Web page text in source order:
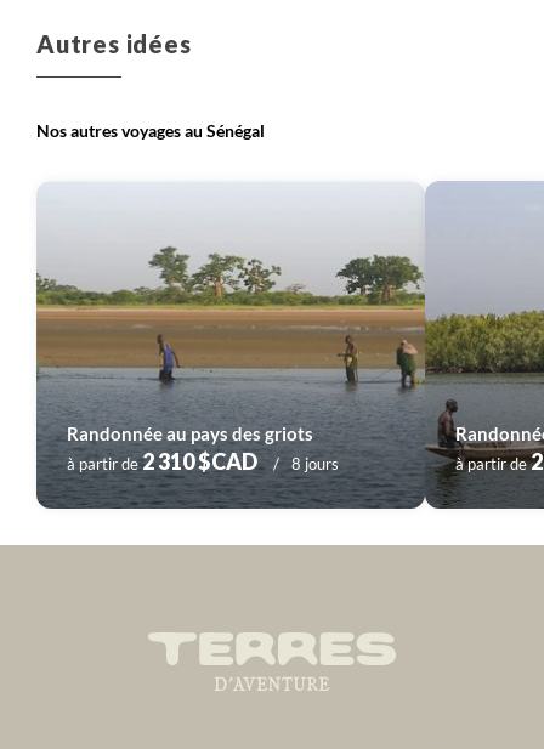
Autres idées
Nos autres voyages au Sénégal
Randonnée au pays des griots
à partir de2 310 $CAD 8 jours à partir de